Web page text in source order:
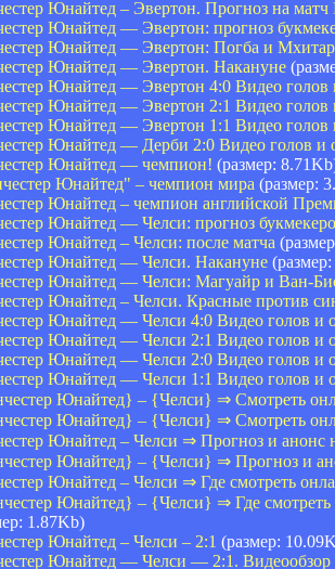
Юнайтед – Эвертон. Прогноз на матч
Юнайтед — Эвертон: прогноз
Юнайтед — Эвертон: Погба и
Юнайтед — Эвертон. Накануне
Юнайтед — Эвертон 4:0 Видео голов
Юнайтед — Эвертон 2:1 Видео голов
Юнайтед — Эвертон 1:1 Видео голов
Юнайтед — Дерби 2:0 Видео голов и
Юнайтед — чемпион! (размер:
Юнайтед" – чемпион мира (размер:
Юнайтед – чемпион английской
Юнайтед — Челси: прогноз
Юнайтед – Челси: после матча
Юнайтед — Челси. Накануне
Юнайтед — Челси: Магуайр и Ван-
Юнайтед – Челси. Красные против
Юнайтед — Челси 4:0 Видео голов и
Юнайтед — Челси 2:1 Видео голов и
Юнайтед — Челси 2:0 Видео голов и
Юнайтед — Челси 1:1 Видео голов и
Юнайтед} – {Челси} ⇒ Смотреть
Юнайтед} – {Челси} ⇒ Смотреть
Юнайтед – Челси ⇒ Прогноз и
Юнайтед} – {Челси} ⇒ Прогноз и
Юнайтед – Челси ⇒ Где смотреть
Юнайтед} – {Челси} ⇒ Где
1.87Kb)
Юнайтед – Челси – 2:1 (размер:
Юнайтед — Челси — 2:1. Видеообзор